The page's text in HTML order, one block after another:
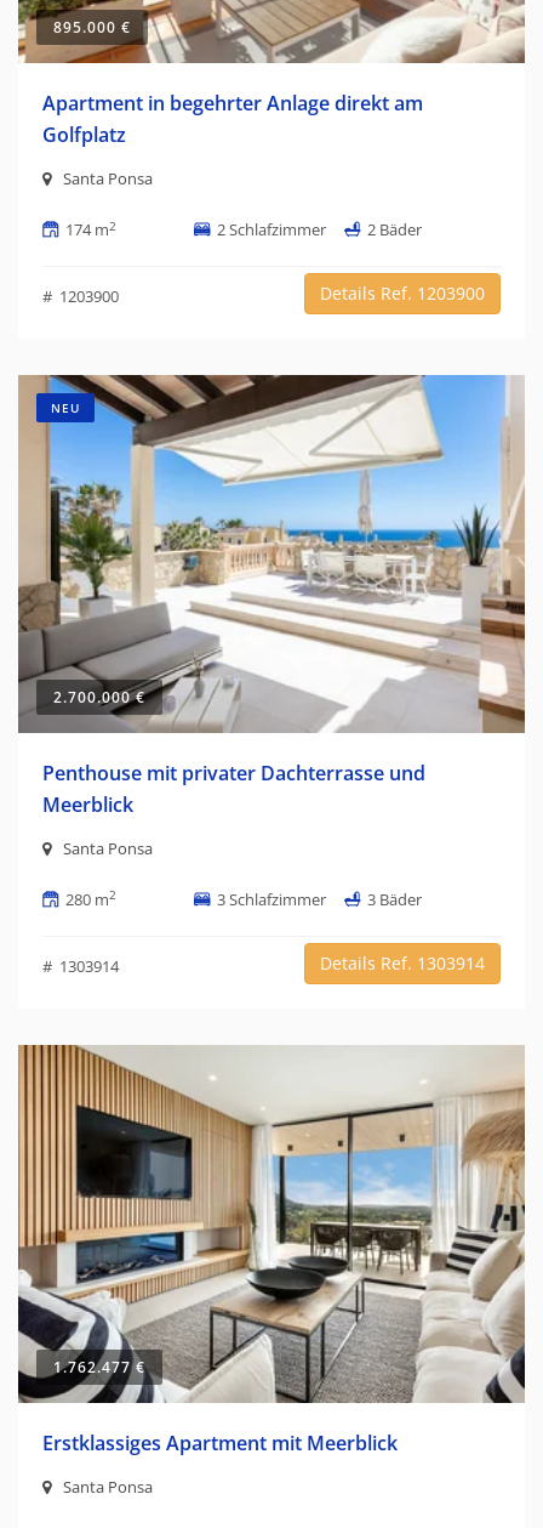
895.000 €
Apartment in begehrter Anlage direkt am
Golfplatz
Santa Ponsa
174 m2 2 Schlafzimmer 2 Bäder
# 1203900 Details Ref. 1203900
NEU
2.700.000 €
Penthouse mit privater Dachterrasse und
Meerblick
Santa Ponsa
280 m2 3 Schlafzimmer 3 Bäder
# 1303914 Details Ref. 1303914
1.762.477 €
Erstklassiges Apartment mit Meerblick
Santa Ponsa